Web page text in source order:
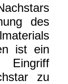
des
ist ein
zu